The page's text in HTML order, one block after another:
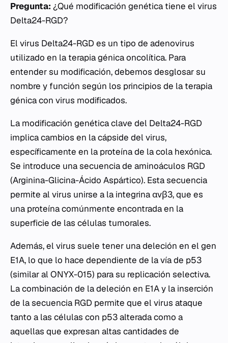
Pregunta: ¿Qué modificación genética tiene el virus
Delta24-RGD?
El virus Delta24-RGD es un tipo de adenovirus
utilizado en la terapia génica oncolítica. Para
entender su modificación, debemos desglosar su
nombre y función según los principios de la terapia
génica con virus modificados.
La modificación genética clave del Delta24-RGD
implica cambios en la cápside del virus,
específicamente en la proteína de la cola hexónica.
Se introduce una secuencia de aminoáculos RGD
(Arginina-Glicina-Ácido Aspártico). Esta secuencia
permite al virus unirse a la integrina αvβ3, que es
una proteína comúnmente encontrada en la
superficie de las células tumorales.
Además, el virus suele tener una deleción en el gen
E1A, lo que lo hace dependiente de la vía de p53
(similar al ONYX-015) para su replicación selectiva.
La combinación de la deleción en E1A y la inserción
de la secuencia RGD permite que el virus ataque
tanto a las células con p53 alterada como a
aquellas que expresan altas cantidades de